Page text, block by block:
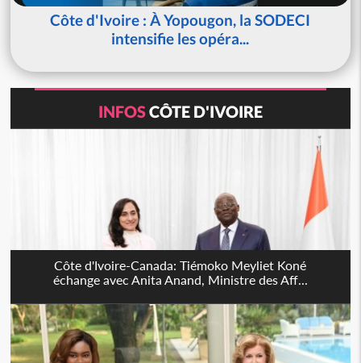
Côte d'Ivoire : À Yopougon, la SODECI
intensifie les opéra...
INFOSCÔTE D'IVOIRE
Côte d'Ivoire-Canada: Tiémoko Meyliet Koné
échange avec Anita Anand, Ministre des Aff...